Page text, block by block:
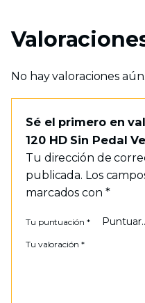
No hay valoraciones aún.
Sé el primero en
120 HD Sin Pedal
Tu dirección de
publicada. Los
marcados con *
Tu puntuación *
Tu valoración *